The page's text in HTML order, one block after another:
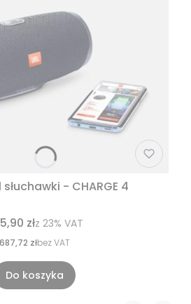
słuchawki - CHARGE 4
złz 23% VAT
687,72 złbez VAT
Do koszyka